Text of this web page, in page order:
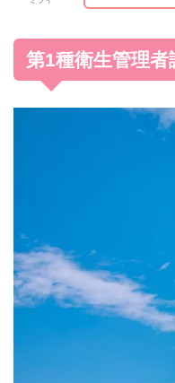
第1種衛生管理者